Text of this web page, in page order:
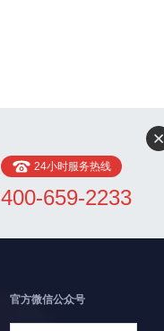
24小时服务热线
400-659-2233
官方微信公众号